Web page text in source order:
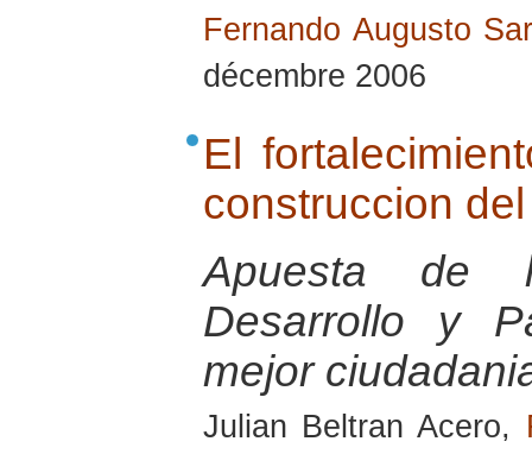
Fernando Augusto
décembre 2006
El
construccion
Apuesta de
Desarrollo y
mejor
Julian Beltran Acero,